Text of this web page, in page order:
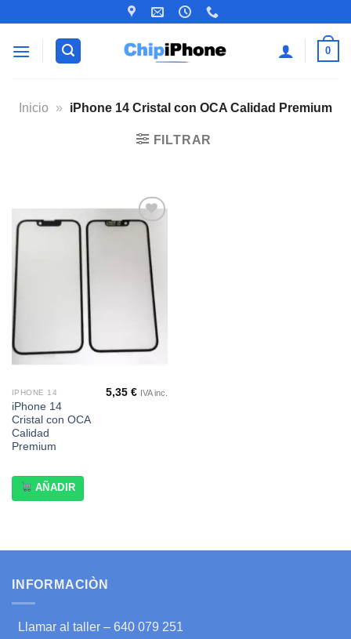
contenido
0
Inicio » iPhone 14 Cristal con OCA Calidad Premium
FILTRAR
Añadir
a la
lista de
deseos
IPHONE 14
iPhone 14
Cristal con OCA
Calidad
Premium
5,35€ IVA inc.
AÑADIR
INFORMACIÒN
Llamar al taller – 640 079 251